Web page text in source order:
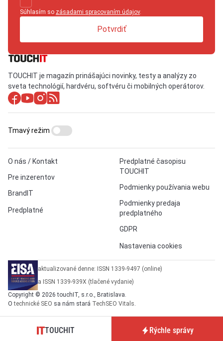
Súhlasím so zásadami spracovaním údajov.
Potvrdiť
TOUCHIT je magazín prinášajúci novinky, testy a analýzy zo
sveta technológií, hardvéru, softvéru či mobilných operátorov.
O nás / Kontakt
Pre inzerentov
BrandIT
Predplatné
Predplatné časopisu
TOUCHIT
Podmienky používania webu
Podmienky predaja
predplatného
GDPR
Nastavenia cookies
Tmavý režim
aktualizované denne: ISSN 1339-9497 (online)
a ISSN 1339-939X (tlačené vydanie)
Copyright © 2026 touchIT, s.r.o., Bratislava.
Otechnické SEO sa nám stará TechSEO Vitals.
TOUCHIT Rýchle správy